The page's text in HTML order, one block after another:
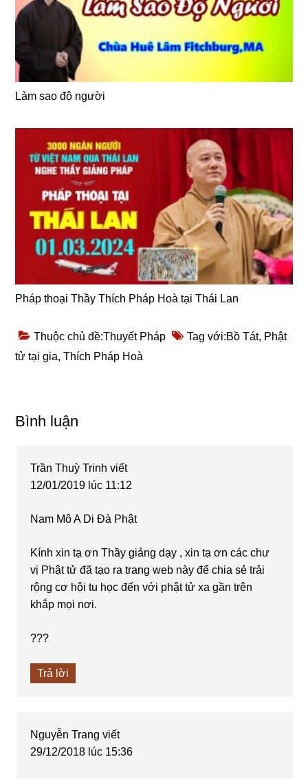
Làm sao độ người
Pháp thoại Thầy Thích Pháp Hoà tại Thái Lan
Thuộc chủ đề:Thuyết Pháp Tag với:Bồ Tát, Phật
tử tại gia,Thích Pháp Hoà
Reader
Bình luận
Trần Thuỳ Trinh viết
12/01/2019 lúc 11:12
Nam Mô A Di Đà Phật
Kính xin tạ ơn Thầy giảng dạy , xin tạ ơn các chư
vị Phật tử đã tạo ra trang web này để chia sẻ trải
rộng cơ hội tu học đến với phật tử xa gần trên
khắp mọi nơi.
???
Trả lời
Nguyễn Trang viết
29/12/2018 lúc 15:36